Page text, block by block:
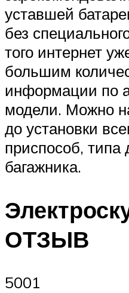
уставшей
без
того интернет
большим
информации по
модели. Можно
до установки
приспособ, типа
багажника.
ОТЗЫВ
5001